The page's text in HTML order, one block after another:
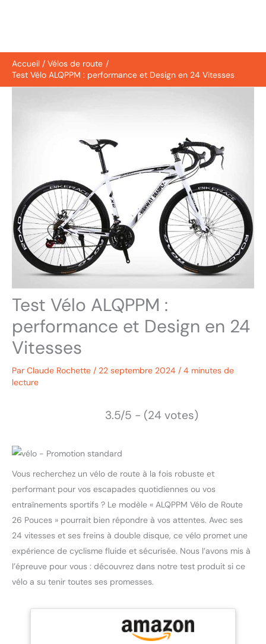
Accueil
Vélos de route
Test Vélo ALQPPM : performance et Design en 24 Vitesses
Test Vélo ALQPPM :
performance et Design en 24
Vitesses
Par Claude Rochette / 22 septembre 2024 / 4 minutes de
lecture
3.5/5 - (24 votes)
Vous recherchez un vélo de route à la fois robuste et
performant pour vos escapades quotidiennes ou vos
entraînements sportifs ? Le modèle « ALQPPM Vélo de Route
26 Pouces » pourrait bien répondre à vos attentes. Avec ses
24 vitesses et ses freins à double disque, ce vélo promet une
expérience de cyclisme fluide et sécurisée. Nous l’avons mis à
l’épreuve pour vous : découvrez dans notre test produit si ce
vélo a su tenir toutes ses promesses.